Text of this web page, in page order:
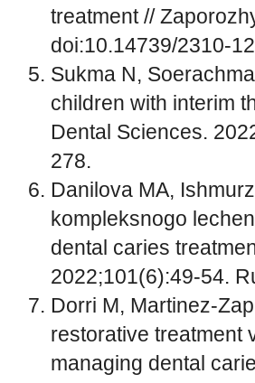
treatment //
doi:10.14739/2310-
Sukma N,
children with interim
Dental Sciences.
278.
Danilova MA,
kompleksnogo
dental caries
2022;101(6):49-54.
Dorri M, Martinez-
restorative treatment
managing dental